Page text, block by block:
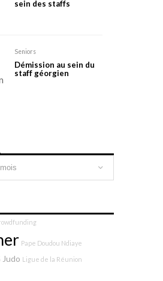
sein des staffs
Seniors
Démission au sein du
staff géorgien
Pape Doudou Ndiaye
Judo Ligue de la Réunion